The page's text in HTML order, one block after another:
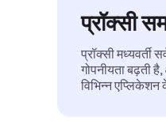
प्रॉक्सी
प्रॉक्सी मध्यवर्ती
गोपनीयता बढ़ती
विभिन्न